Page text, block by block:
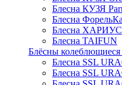
Блесна КУЗЯ
Блесна ФорельКа
Блесна ХАРИУС
Блесна TAIFUN
Блёсны колеблющиеся
Блесна SSL
Блесна SSL